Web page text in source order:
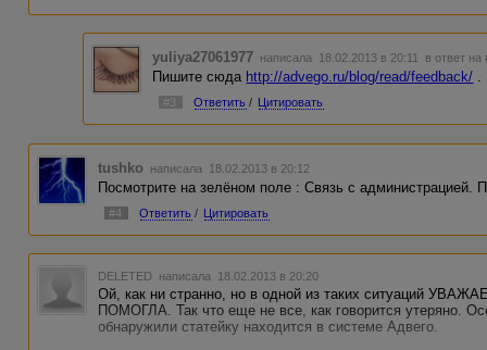
yuliya27061977 написала 18.02.2013 в 20:11 в ответ на
Пишите сюда http://advego.ru/blog/read/feedback/ .
#3 Ответить / Цитировать
tushko написала 18.02.2013 в 20:12
Посмотрите на зелёном поле : Связь с администрацией.
#4 Ответить / Цитировать
DELETED написала 18.02.2013 в 20:20
Ой, как ни странно, но в одной из таких ситуаций
ПОМОГЛА. Так что еще не все, как говорится утеряно.
обнаружили статейку находится в системе Адвего.